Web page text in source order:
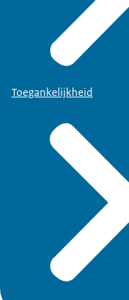
Toegankelijkheid